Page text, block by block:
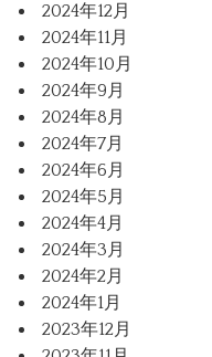
2024年12月
2024年11月
2024年10月
2024年9月
2024年8月
2024年7月
2024年6月
2024年5月
2024年4月
2024年3月
2024年2月
2024年1月
2023年12月